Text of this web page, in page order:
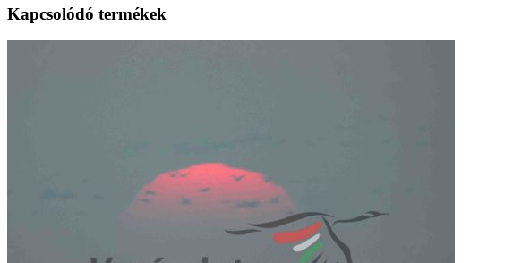
Kapcsolódó termékek